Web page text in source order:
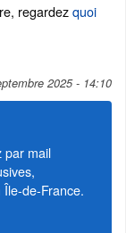
regardezquoi
2025 - 14:10
par mail
de-France.